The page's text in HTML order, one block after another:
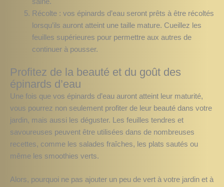
Récolte : vos épinards d’eau seront prêts à être récoltés
lorsqu’ils auront atteint une taille mature. Cueillez les
feuilles supérieures pour permettre aux autres de
continuer à pousser.
Profitez de la beauté et du goût des
épinards d’eau
Une fois que vos épinards d’eau auront atteint leur maturité,
vous pourrez non seulement profiter de leur beauté dans votre
jardin, mais aussi les déguster. Les feuilles tendres et
savoureuses peuvent être utilisées dans de nombreuses
recettes, comme les salades fraîches, les plats sautés ou
même les smoothies verts.
Alors, pourquoi ne pas ajouter un peu de vert à votre jardin et à